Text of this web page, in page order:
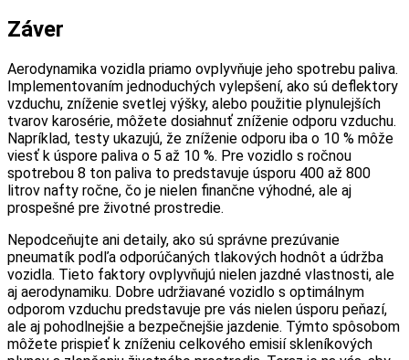
Záver
Aerodynamika vozidla priamo ovplyvňuje jeho spotrebu paliva.
Implementovaním jednoduchých vylepšení, ako sú deflektory
vzduchu, zníženie svetlej výšky, alebo použitie plynulejších
tvarov karosérie, môžete dosiahnuť zníženie odporu vzduchu.
Napríklad, testy ukazujú, že zníženie odporu iba o 10 % môže
viesť k úspore paliva o 5 až 10 %. Pre vozidlo s ročnou
spotrebou 8 ton paliva to predstavuje úsporu 400 až 800
litrov nafty ročne, čo je nielen finančne výhodné, ale aj
prospešné pre životné prostredie.
Nepodceňujte ani detaily, ako sú správne prezúvanie
pneumatík podľa odporúčaných tlakových hodnôt a údržba
vozidla. Tieto faktory ovplyvňujú nielen jazdné vlastnosti, ale
aj aerodynamiku. Dobre udržiavané vozidlo s optimálnym
odporom vzduchu predstavuje pre vás nielen úsporu peňazí,
ale aj pohodlnejšie a bezpečnejšie jazdenie. Týmto spôsobom
môžete prispieť k zníženiu celkového emisií skleníkových